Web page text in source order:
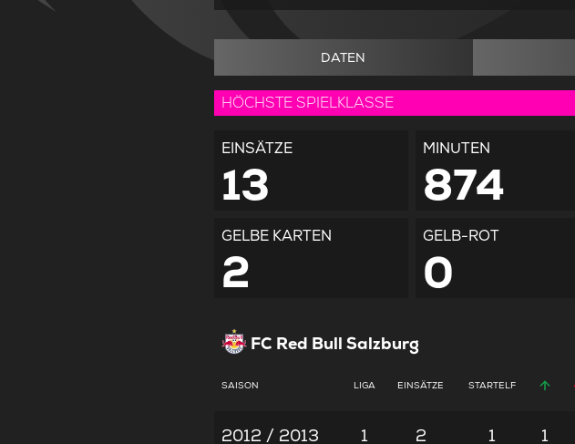
DATEN
HÖCHSTE SPIELKLASSE
EINSÄTZE
13
MINUTEN
874
GELBE KARTEN
2
GELB-ROT
0
FC Red Bull Salzburg
SAISON LIGA EINSÄTZE STARTELF
2012 / 2013 1 2 1 1